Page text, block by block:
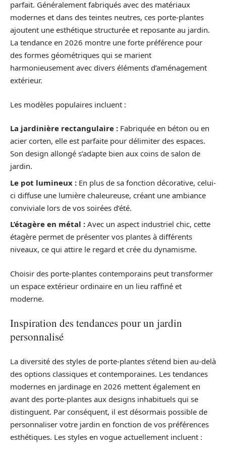
parfait. Généralement fabriqués avec des matériaux
modernes et dans des teintes neutres, ces porte-plantes
ajoutent une esthétique structurée et reposante au jardin.
La tendance en 2026 montre une forte préférence pour
des formes géométriques qui se marient
harmonieusement avec divers éléments d’aménagement
extérieur.
Les modèles populaires incluent :
La jardinière rectangulaire : Fabriquée en béton ou en
acier corten, elle est parfaite pour délimiter des espaces.
Son design allongé s’adapte bien aux coins de salon de
jardin.
Le pot lumineux : En plus de sa fonction décorative, celui-
ci diffuse une lumière chaleureuse, créant une ambiance
conviviale lors de vos soirées d’été.
L’étagère en métal : Avec un aspect industriel chic, cette
étagère permet de présenter vos plantes à différents
niveaux, ce qui attire le regard et crée du dynamisme.
Choisir des porte-plantes contemporains peut transformer
un espace extérieur ordinaire en un lieu raffiné et
moderne.
Inspiration des tendances pour un jardin
personnalisé
La diversité des styles de porte-plantes s’étend bien au-delà
des options classiques et contemporaines. Les tendances
modernes en jardinage en 2026 mettent également en
avant des porte-plantes aux designs inhabituels qui se
distinguent. Par conséquent, il est désormais possible de
personnaliser votre jardin en fonction de vos préférences
esthétiques. Les styles en vogue actuellement incluent :